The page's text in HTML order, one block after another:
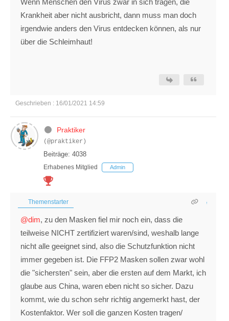
Wenn Menschen den Virus zwar in sich tragen, die
Krankheit aber nicht ausbricht, dann muss man doch
irgendwie anders den Virus entdecken können, als nur
über die Schleimhaut!
Geschrieben : 16/01/2021 14:59
Praktiker
(@praktiker)
Beiträge: 4038
Erhabenes Mitglied Admin
Themenstarter
@dim, zu den Masken fiel mir noch ein, dass die
teilweise NICHT zertifiziert waren/sind, weshalb lange
nicht alle geeignet sind, also die Schutzfunktion nicht
immer gegeben ist. Die FFP2 Masken sollen zwar wohl
die "sichersten" sein, aber die ersten auf dem Markt, ich
glaube aus China, waren eben nicht so sicher. Dazu
kommt, wie du schon sehr richtig angemerkt hast, der
Kostenfaktor. Wer soll die ganzen Kosten tragen/